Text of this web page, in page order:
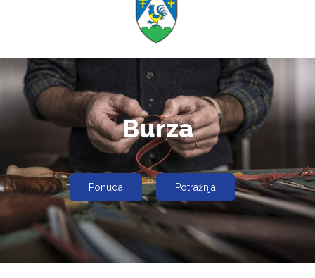
Burza
Ponuda Potražnja